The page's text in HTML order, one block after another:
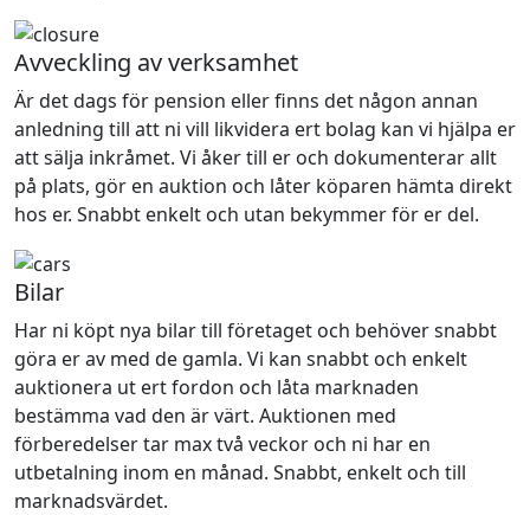
Avveckling av verksamhet
Är det dags för pension eller finns det någon annan
anledning till att ni vill likvidera ert bolag kan vi hjälpa er
att sälja inkråmet. Vi åker till er och dokumenterar allt
på plats, gör en auktion och låter köparen hämta direkt
hos er. Snabbt enkelt och utan bekymmer för er del.
Bilar
Har ni köpt nya bilar till företaget och behöver snabbt
göra er av med de gamla. Vi kan snabbt och enkelt
auktionera ut ert fordon och låta marknaden
bestämma vad den är värt. Auktionen med
förberedelser tar max två veckor och ni har en
utbetalning inom en månad. Snabbt, enkelt och till
marknadsvärdet.